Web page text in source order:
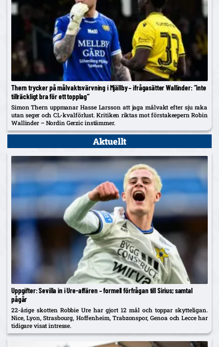
Thern trycker på målvaktsvärvning i Mjällby – ifrågasätter Wallinder: ”inte
tillräckligt bra för ett topplag”
Simon Thern uppmanar Hasse Larsson att jaga målvakt efter sju raka
utan seger och CL-kvalförlust. Kritiken riktas mot förstakeepern Robin
Wallinder – Nordin Gerzic instämmer.
Aktuellt
Uppgifter: Sevilla in i Ure-affären – formell förfrågan till Sirius; samtal
pågår
22-årige skotten Robbie Ure har gjort 12 mål och toppar skytteligan.
Nice, Lyon, Strasbourg, Hoffenheim, Trabzonspor, Genoa och Lecce har
tidigare visat intresse.